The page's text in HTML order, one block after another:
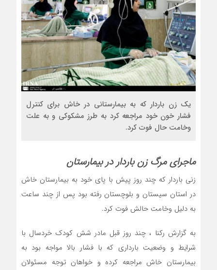
یک زن باردار که به بیمارستانی در خاش برای کنترل
فشار خون خود مراجعه کرد به طرز مشکوکی و به علت
وخامت حال فوت کرد.
ماجرای مرگ زن باردار در بیمارستان
زنی باردار که چند روز پیش با پای خود به بیمارستان خاش
در استان سیستان و بلوچستان رفته بود پس از چند ساعت
به دلیل وخامت حالش فوت کرد.
به گزارش رکنا ، چند روز قبل مادر شش کودک خردسال با
شرایط و وضعیت بارداری که با فشار بالا مواجه بود به
بیمارستان خاش مراجعه کرده و خواهان توجه مسئولان